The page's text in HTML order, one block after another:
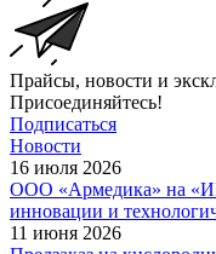
Прайсы, новости и
Присоединяйтесь!
Подписаться
Новости
16 июля 2026
ООО «Армедика» на
инновации и
11 июня 2026